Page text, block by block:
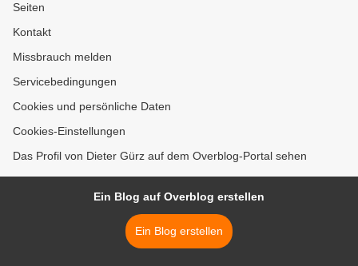
Seiten
Kontakt
Missbrauch melden
Servicebedingungen
Cookies und persönliche Daten
Cookies-Einstellungen
Das Profil von Dieter Gürz auf dem Overblog-Portal sehen
Ein Blog auf Overblog erstellen
Ein Blog erstellen